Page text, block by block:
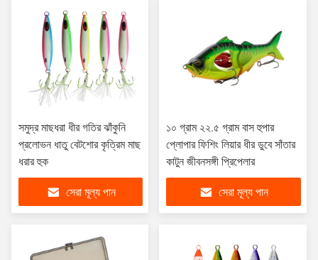
সমুদ্র মাছধরা ধীর গতির ঝাঁকুনি
প্রলোভন ধাতু বেটশোর কৃত্রিম মাছ
ধরার হুক
সেরা মূল্য পান
১০ গ্রাম ২২.৫ গ্রাম বাস হুপার
প্লোপার ফিশিং লিয়ার ধীর ডুবে সাঁতার
কাটুন জীবনসঙ্গী প্রিপেলার
সেরা মূল্য পান